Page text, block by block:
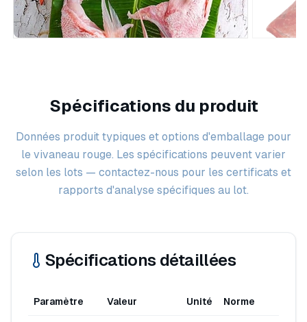
Spécifications du produit
Données produit typiques et options d'emballage pour
le vivaneau rouge. Les spécifications peuvent varier
selon les lots — contactez-nous pour les certificats et
rapports d'analyse spécifiques au lot.
Spécifications détaillées
Paramètre Valeur Unité Norme